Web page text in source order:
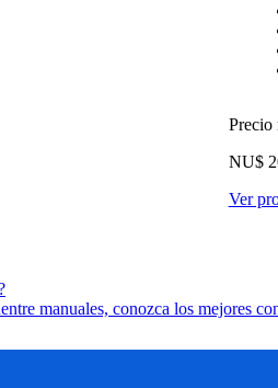
Precio
NU$
Ver
manuales, conozca los mejores